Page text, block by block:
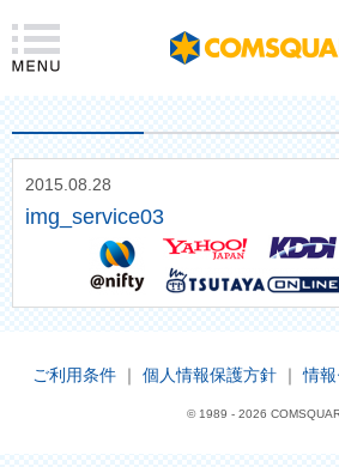
2015.08.28
img_service03
ご利用条件 ｜ 個人情報保護方針 ｜情
© 1989 - 2026